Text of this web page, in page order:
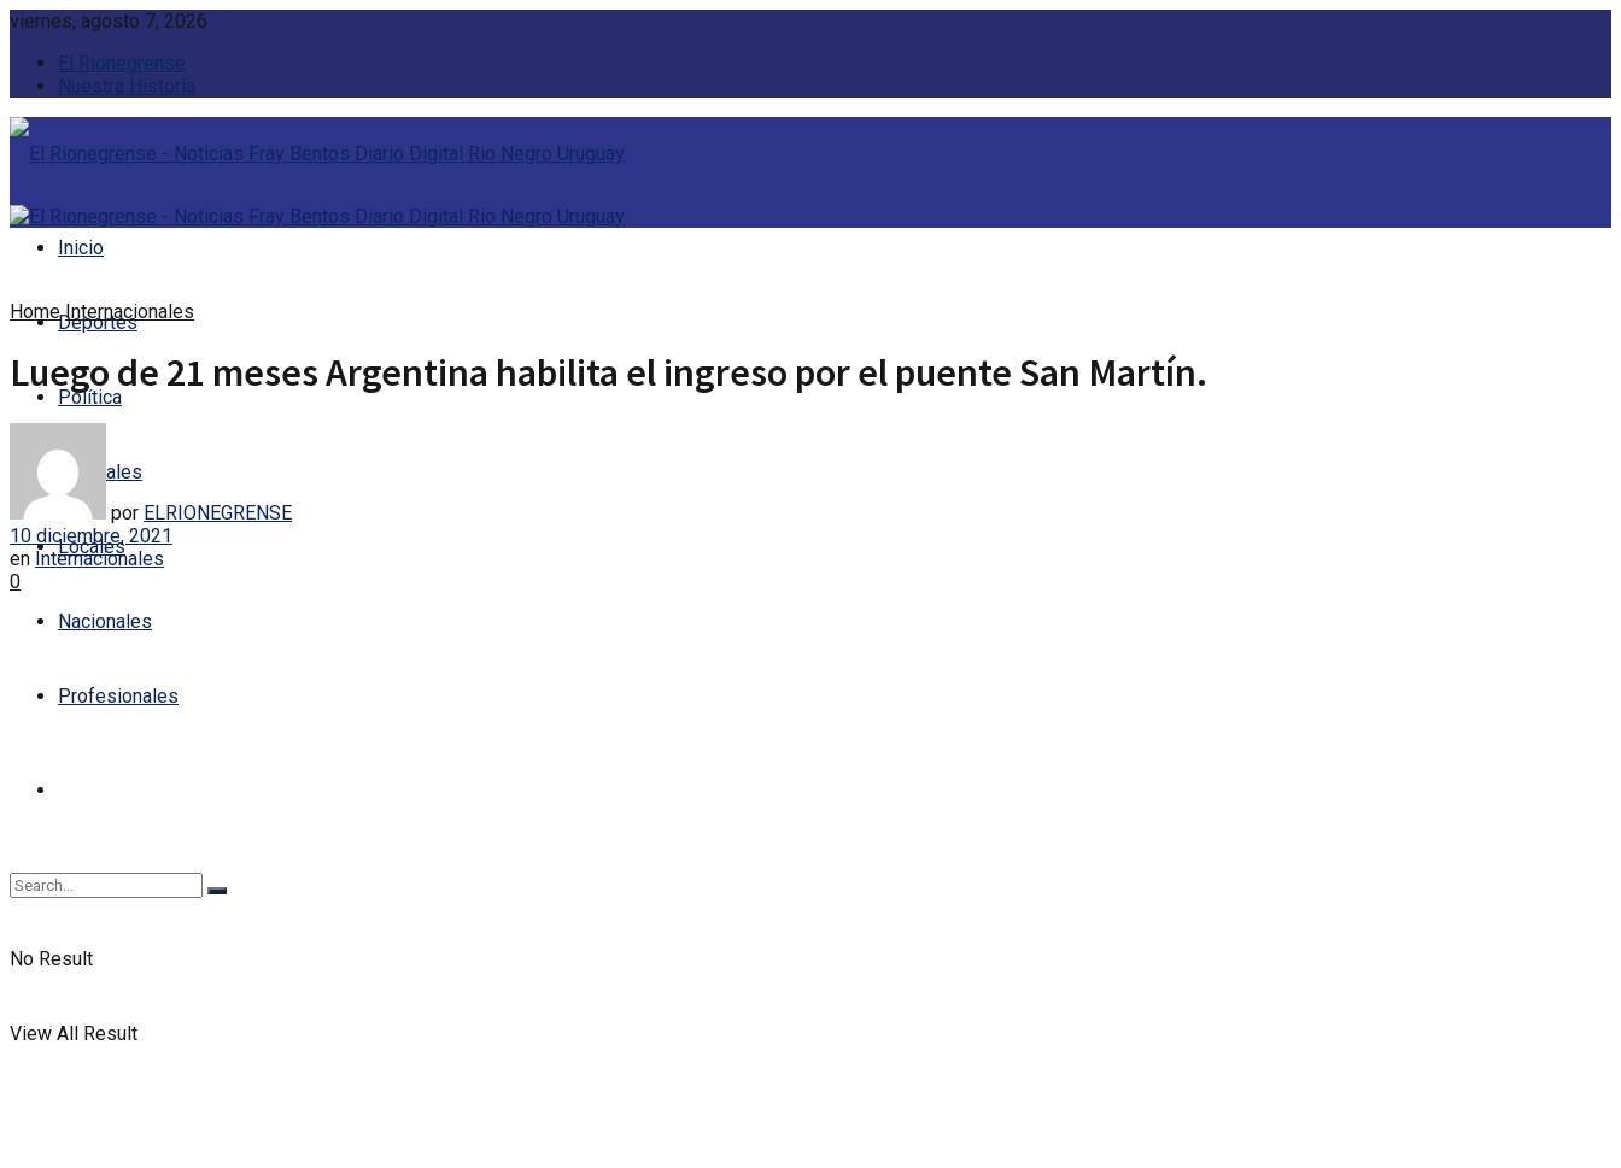
viernes, agosto 7, 2026
El Rionegrense
Nuestra Historia
Inicio
Deportes
Política
Policiales
Locales
Nacionales
Profesionales
No Result
View All Result
Home Internacionales
Luego de 21 meses Argentina habilita el ingreso por el puente San Martín.
por ELRIONEGRENSE
10 diciembre, 2021
en Internacionales
0